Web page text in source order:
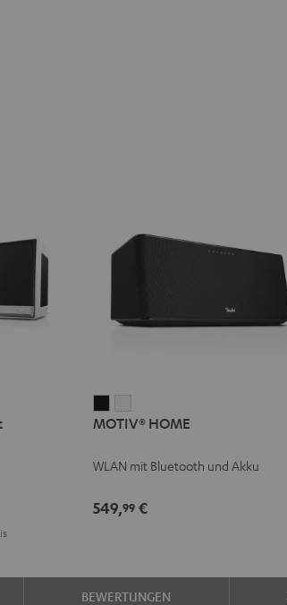
HOMEHOME
MOTIV® HOME
WLAN mit Bluetooth und Akku
549,99€
BEWERTUNGEN